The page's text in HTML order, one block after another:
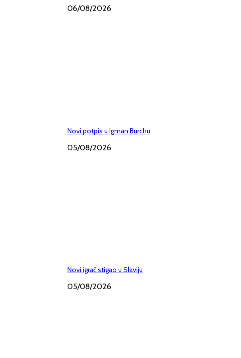
06/08/2026
Novi potpis u Igman Burchu
05/08/2026
Novi igrač stigao u Slaviju
05/08/2026